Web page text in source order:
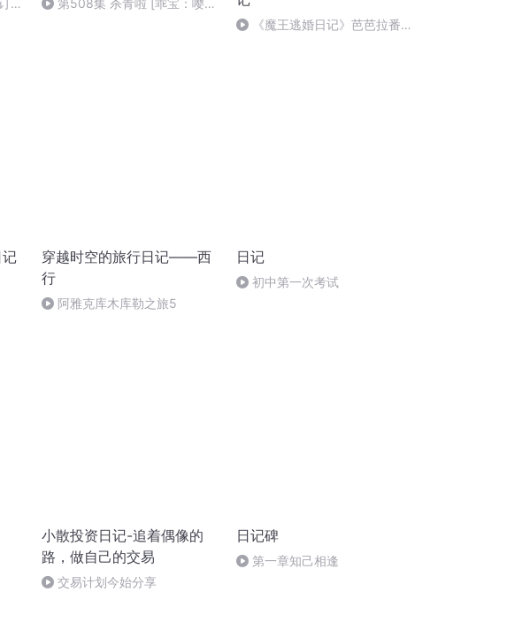
阅
第508集 杀青啦 [乖宝：嘤嘤
《魔王逃婚日记》芭芭拉番外
穿越时空的旅行日记——西
行
阿雅克库木库勒之旅5
日记
初中第一次考试
小散投资日记-追着偶像的
路，做自己的交易
交易计划今始分享
日记碑
第一章知己相逢